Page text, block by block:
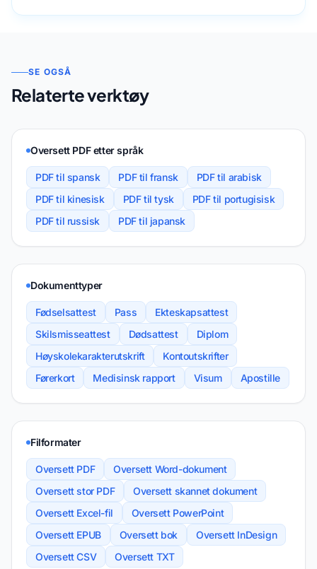
SE OGSÅ
Relaterte verktøy
Oversett PDF etter språk
PDF til spansk PDF til fransk
PDF til arabisk
PDF til kinesisk
PDF til tysk
PDF til portugisisk
PDF til russisk
PDF til japansk
Dokumenttyper
Fødselsattest Pass
Ekteskapsattest
Skilsmisseattest
Dødsattest
Diplom
Høyskolekarakterutskrift
Kontoutskrifter
Førerkort
Medisinsk rapport Visum Apostille
Filformater
Oversett PDF
Oversett Word-dokument
Oversett stor PDF
Oversett skannet dokument
Oversett Excel-fil
Oversett PowerPoint
Oversett EPUB
Oversett bok
Oversett InDesign
Oversett CSV
Oversett TXT